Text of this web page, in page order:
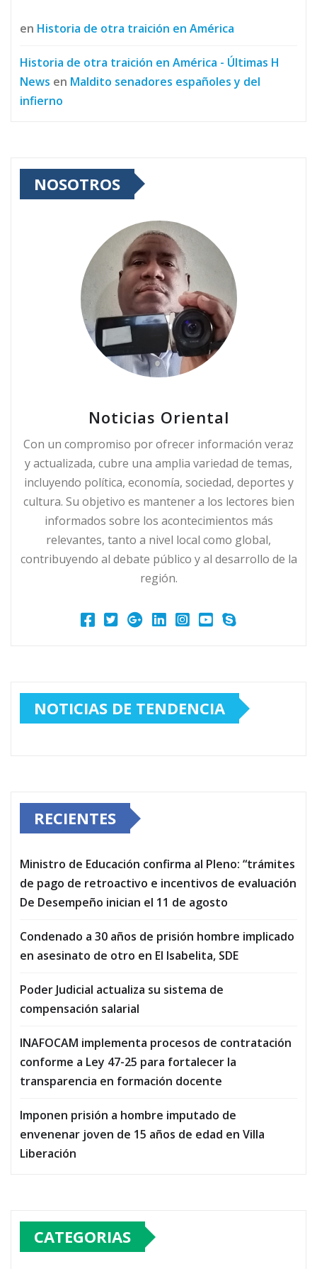
en Historia de otra traición en América
Historia de otra traición en América - Últimas H
News en Maldito senadores españoles y del
infierno
NOSOTROS
Noticias Oriental
Con un compromiso por ofrecer información veraz
y actualizada, cubre una amplia variedad de temas,
incluyendo política, economía, sociedad, deportes y
cultura. Su objetivo es mantener a los lectores bien
informados sobre los acontecimientos más
relevantes, tanto a nivel local como global,
contribuyendo al debate público y al desarrollo de la
región.
NOTICIAS DE TENDENCIA
RECIENTES
Ministro de Educación confirma al Pleno: “trámites
de pago de retroactivo e incentivos de evaluación
De Desempeño inician el 11 de agosto
Condenado a 30 años de prisión hombre implicado
en asesinato de otro en El Isabelita, SDE
Poder Judicial actualiza su sistema de
compensación salarial
INAFOCAM implementa procesos de contratación
conforme a Ley 47-25 para fortalecer la
transparencia en formación docente
Imponen prisión a hombre imputado de
envenenar joven de 15 años de edad en Villa
Liberación
CATEGORIAS